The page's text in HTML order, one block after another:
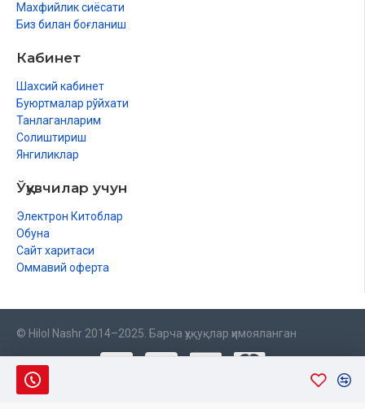
Махфийлик сиёсати
Биз билан боғланиш
Кабинет
Шахсий кабинет
Буюртмалар рўйхати
Танлаганларим
Солиштириш
Янгиликлар
Ўқувчилар учун
Электрон Китоблар
Обуна
Сайт харитаси
Оммавий оферта
© Hilol Nashr 2014–2025. Барча ҳуқуқлар ҳимояланган